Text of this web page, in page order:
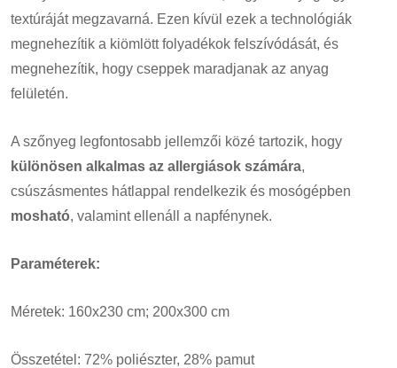
textúráját megzavarná. Ezen kívül ezek a technológiák
megnehezítik a kiömlött folyadékok felszívódását, és
megnehezítik, hogy cseppek maradjanak az anyag
felületén.
A szőnyeg legfontosabb jellemzői közé tartozik, hogy
különösen alkalmas az allergiások számára,
csúszásmentes hátlappal rendelkezik és mosógépben
mosható, valamint ellenáll a napfénynek.
Paraméterek:
Méretek: 160x230 cm; 200x300 cm
Összetétel: 72% poliészter, 28% pamut